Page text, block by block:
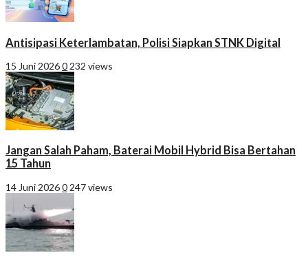
Antisipasi Keterlambatan, Polisi Siapkan STNK Digital
15 Juni 20260 232 views
Jangan Salah Paham, Baterai Mobil Hybrid Bisa Bertahan
15 Tahun
14 Juni 20260 247 views